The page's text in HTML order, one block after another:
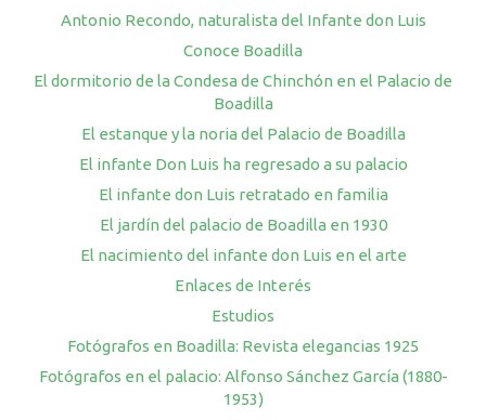
Antonio Recondo, naturalista del Infante don Luis
Conoce Boadilla
El dormitorio de la Condesa de Chinchón en el Palacio de
Boadilla
El estanque y la noria del Palacio de Boadilla
El infante Don Luis ha regresado a su palacio
El infante don Luis retratado en familia
El jardín del palacio de Boadilla en 1930
El nacimiento del infante don Luis en el arte
Enlaces de Interés
Estudios
Fotógrafos en Boadilla: Revista elegancias 1925
Fotógrafos en el palacio: Alfonso Sánchez García (1880-
1953)